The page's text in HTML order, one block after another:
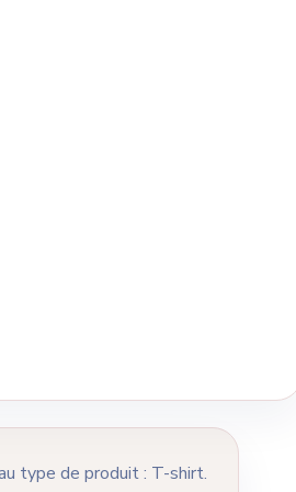
type de produit : T-shirt.